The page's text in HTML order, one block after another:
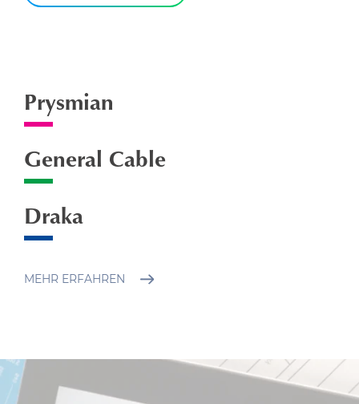
Prysmian
General Cable
Draka
MEHR ERFAHREN